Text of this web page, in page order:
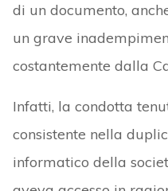
di un documento,
un grave
costantemente dalla
Infatti, la condotta
consistente nella
informatico della